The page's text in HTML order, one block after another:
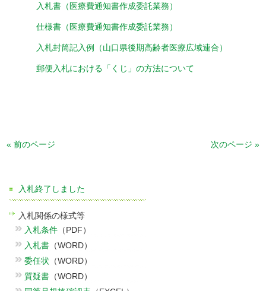
入札書（医療費通知書作成委託業務）
仕様書（医療費通知書作成委託業務）
入札封筒記入例（山口県後期高齢者医療広域連合）
郵便入札における「くじ」の方法について
« 前のページ 次のページ »
入札終了しました
入札関係の様式等
入札条件 （PDF）
入札書 （WORD）
委任状 （WORD）
質疑書 （WORD）